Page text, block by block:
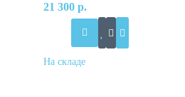
21 300 р.